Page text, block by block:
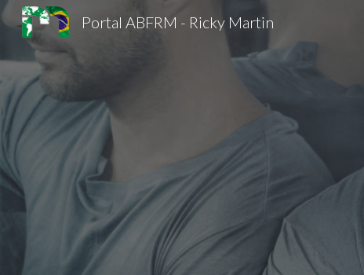
Portal ABFRM - Ricky Martin